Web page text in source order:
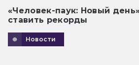
«Человек-паук: Новый
ставить рекорды
Новости